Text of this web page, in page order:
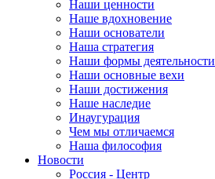
Наши ценности
Наше вдохновение
Наши основатели
Наша стратегия
Наши формы деятельности
Наши основные вехи
Наши достижения
Наше наследие
Инаугурация
Чем мы отличаемся
Наша философия
Новости
Россия - Центр